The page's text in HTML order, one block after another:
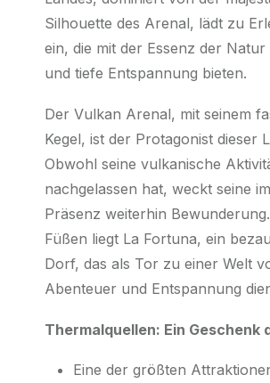
Silhouette des Arenal, lädt zu
ein, die mit der Essenz der
und tiefe Entspannung bieten.
Der Vulkan Arenal, mit seinem
Kegel, ist der Protagonist dieser
Obwohl seine vulkanische
nachgelassen hat, weckt seine
Präsenz weiterhin
Füßen liegt La Fortuna, ein
Dorf, das als Tor zu einer Welt
Abenteuer und Entspannung
Thermalquellen: Ein Geschenk
Eine der größten